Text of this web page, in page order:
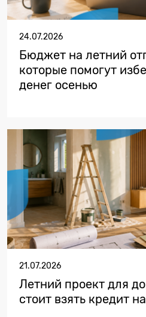
24.07.2026
Бюджет на летний
которые помогут
денег осенью
21.07.2026
Летний проект для
стоит взять кредит